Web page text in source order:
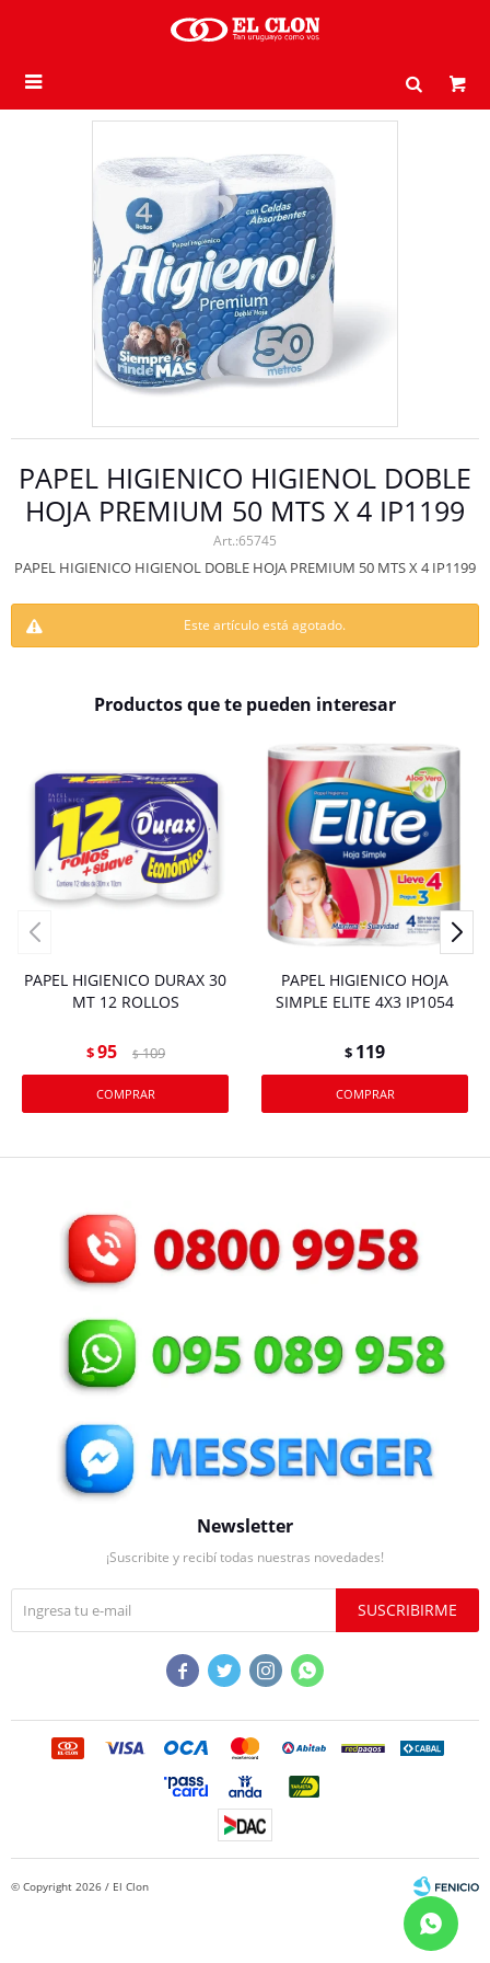

PAPEL HIGIENICO HIGIENOL DOBLE
HOJA PREMIUM 50 MTS X 4 IP1199
65745
PAPEL HIGIENICO HIGIENOL DOBLE HOJA PREMIUM 50 MTS X 4 IP1199
Este artículo está agotado.
Productos que te pueden interesar
PAPEL HIGIENICO DURAX 30
MT 12 ROLLOS
$95 $ 109
PAPEL HIGIENICO HOJA
SIMPLE ELITE 4X3 IP1054
$ 119
Newsletter
¡Suscribite y recibí todas nuestras novedades!
SUSCRIBIRME
   
© Copyright 2026 / El Clon